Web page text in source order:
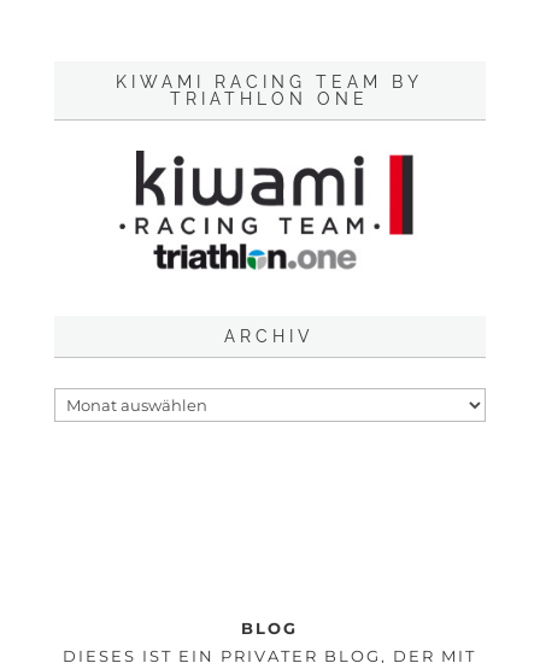
KIWAMI RACING TEAM BY
TRIATHLON ONE
ARCHIV
BLOG
DIESES IST EIN PRIVATER BLOG, DER MIT